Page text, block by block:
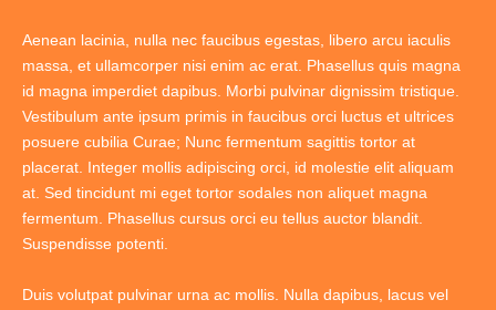
Aenean lacinia, nulla nec faucibus egestas, libero arcu iaculis
massa, et ullamcorper nisi enim ac erat. Phasellus quis magna
id magna imperdiet dapibus. Morbi pulvinar dignissim tristique.
Vestibulum ante ipsum primis in faucibus orci luctus et ultrices
posuere cubilia Curae; Nunc fermentum sagittis tortor at
placerat. Integer mollis adipiscing orci, id molestie elit aliquam
at. Sed tincidunt mi eget tortor sodales non aliquet magna
fermentum. Phasellus cursus orci eu tellus auctor blandit.
Suspendisse potenti.
Duis volutpat pulvinar urna ac mollis. Nulla dapibus, lacus vel